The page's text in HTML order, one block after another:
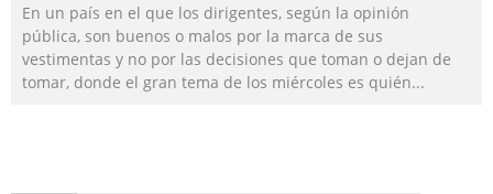
En un país en el que los dirigentes, según la opinión
pública, son buenos o malos por la marca de sus
vestimentas y no por las decisiones que toman o dejan de
tomar, donde el gran tema de los miércoles es quién...